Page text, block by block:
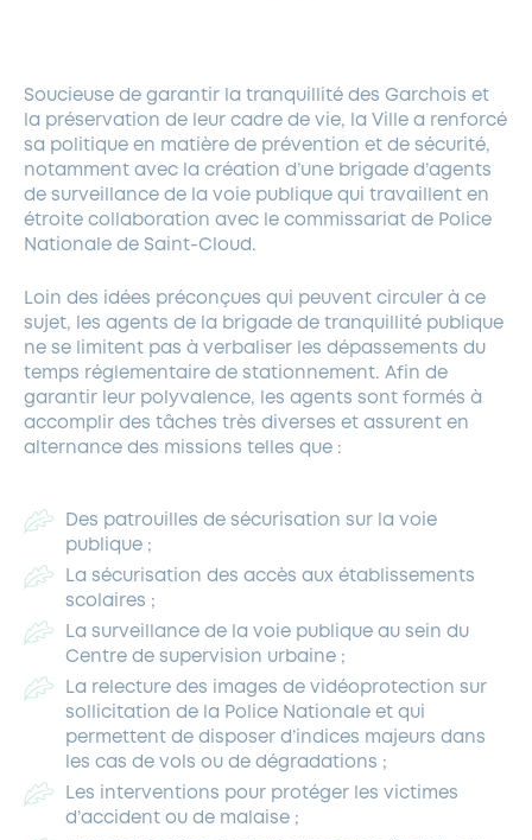
GÉRER MES DÉCHETS
EAU POTABLE ET ASSAINISSEMENT
NOUVEAUX ARRIVANTS
LOCATION DE SALLES
LES AIDES
INFORMATIONS PRATIQUES
MIEUX CONSOMMER
SUBVENTIONS
VOTRE MAIRIE
COMMUNICATIONS ADMINISTRATIVES
PANNEAUX D’AFFICHAGE LIBRE
PARTENAIRES INSTITUTIONNELS
GRÖBENZELL
ANCIENS COMBATTANTS ET MÉMOIRE
DÉVELOPPEMENT DURABLE
ÉCONOMIES D’ÉNERGIE
PARCS ET SQUARES DE LA VILLE
DEMANDE D’ABATTAGE
Soucieuse de garantir la tranquillité des Garchois et
la préservation de leur cadre de vie, la Ville a renforcé
sa politique en matière de prévention et de sécurité,
notamment avec la création d’une brigade d’agents
de surveillance de la voie publique qui travaillent en
étroite collaboration avec le commissariat de Police
Nationale de Saint-Cloud.
Loin des idées préconçues qui peuvent circuler à ce
sujet, les agents de la brigade de tranquillité publique
ne se limitent pas à verbaliser les dépassements du
temps réglementaire de stationnement. Afin de
garantir leur polyvalence, les agents sont formés à
accomplir des tâches très diverses et assurent en
alternance des missions telles que :
Des patrouilles de sécurisation sur la voie
publique ;
La sécurisation des accès aux établissements
scolaires ;
La surveillance de la voie publique au sein du
Centre de supervision urbaine ;
La relecture des images de vidéoprotection sur
sollicitation de la Police Nationale et qui
permettent de disposer d’indices majeurs dans
les cas de vols ou de dégradations ;
Les interventions pour protéger les victimes
d’accident ou de malaise ;